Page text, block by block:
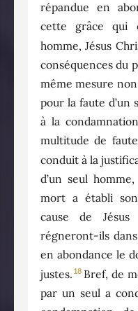
répandue en
cette grâce qui
homme, Jésus
conséquences du
même mesure
pour la faute d’un
à la
multitude de
conduit à la
d’un seul
mort a établi
cause de
régneront-ils
en abondance le
justes. 18 Bref, de
par un seul a